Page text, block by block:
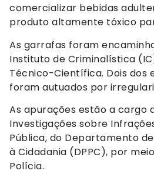
comercializar bebidas
produto altamente tóxico
As garrafas foram
Instituto de Criminalística
Técnico-Científica. Dois dos
foram autuados por
As apurações estão a cargo
Investigações sobre
Pública, do Departamento
à Cidadania (DPPC), por
Polícia.